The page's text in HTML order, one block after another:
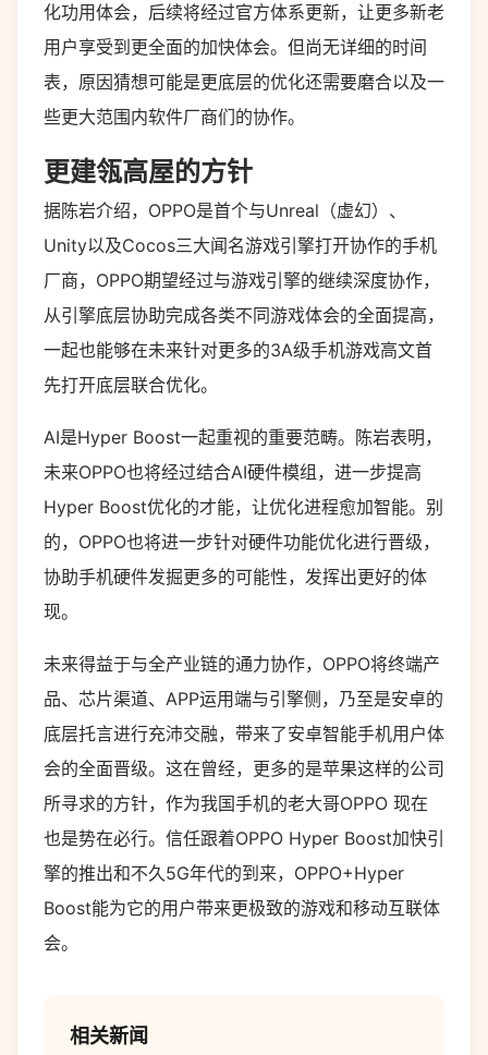
化功用体会，后续将经过官方体系更新，让更多新老
用户享受到更全面的加快体会。但尚无详细的时间
表，原因猜想可能是更底层的优化还需要磨合以及一
些更大范围内软件厂商们的协作。
更建瓴高屋的方针
据陈岩介绍，OPPO是首个与Unreal（虚幻）、
Unity以及Cocos三大闻名游戏引擎打开协作的手机
厂商，OPPO期望经过与游戏引擎的继续深度协作，
从引擎底层协助完成各类不同游戏体会的全面提高，
一起也能够在未来针对更多的3A级手机游戏高文首
先打开底层联合优化。
AI是Hyper Boost一起重视的重要范畴。陈岩表明，
未来OPPO也将经过结合AI硬件模组，进一步提高
Hyper Boost优化的才能，让优化进程愈加智能。别
的，OPPO也将进一步针对硬件功能优化进行晋级，
协助手机硬件发掘更多的可能性，发挥出更好的体
现。
未来得益于与全产业链的通力协作，OPPO将终端产
品、芯片渠道、APP运用端与引擎侧，乃至是安卓的
底层托言进行充沛交融，带来了安卓智能手机用户体
会的全面晋级。这在曾经，更多的是苹果这样的公司
所寻求的方针，作为我国手机的老大哥OPPO 现在
也是势在必行。信任跟着OPPO Hyper Boost加快引
擎的推出和不久5G年代的到来，OPPO+Hyper
Boost能为它的用户带来更极致的游戏和移动互联体
会。
相关新闻